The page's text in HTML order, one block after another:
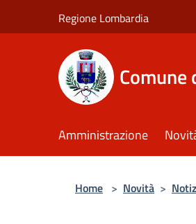
Regione Lombardia
Comune
Amministrazione
Home > Novità >